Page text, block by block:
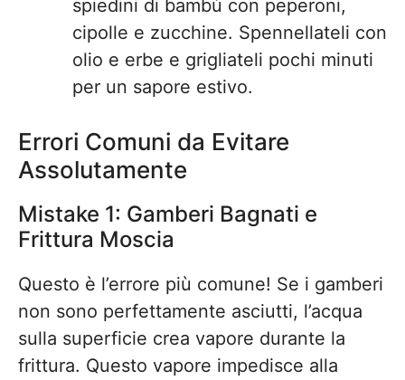
spiedini di bambù con peperoni,
cipolle e zucchine. Spennellateli con
olio e erbe e grigliateli pochi minuti
per un sapore estivo.
Errori Comuni da Evitare
Assolutamente
Mistake 1: Gamberi Bagnati e
Frittura Moscia
Questo è l’errore più comune! Se i gamberi
non sono perfettamente asciutti, l’acqua
sulla superficie crea vapore durante la
frittura. Questo vapore impedisce alla